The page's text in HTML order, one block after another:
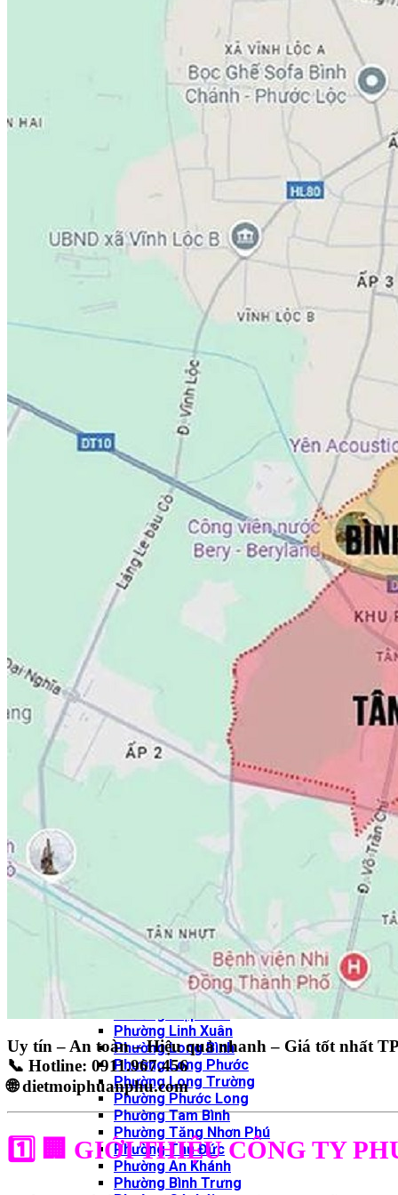
Phường Nhiêu Lộc
Phường Xuân Hòa
Phường Khánh Hội
Phường Vĩnh Hội
Phường An Đông
Phường Chợ Lớn
Phường Chợ Quán
Phường Bình Tây
Phường Bình Tiên
Phường Phú Lâm
6. Quận 7
Phường Phú Thuận
Phường Tân Hưng
Phường Tân Mỹ
Phường Tân Thuận
Phường Bình Đông
Phường Chánh Hưng
Phường Phú Định
Xã Bình Hưng
8. Quận 10
Phường Diên Hồng
Phường Hòa Hưng
Phường Vườn Lài
9. Quận 11
Phường Bình Thới
Phường Hòa Bình
Phường Minh Phụng
Phường Phú Thọ
10.QUẬN 12-5P
Phường Thới An
Phường Trung Mỹ Tây
Phường Đông Hưng Thuận
Phường An Phú Đông
11. BÌNH THẠNH
Phường Bình Lợi Trung
Phường Bình Quới
Phường Bình Thạnh
Phường Gia Định
Phường Thạnh Mỹ Tây
Phường Thông Tây Hội
Phường An Hội Tây
Phường An Hội Đông
13.PHÚ NHUẬN-3P
Phường Cầu Kiệu
Phường Đức Nhuận
Phường Phú Nhuận
14. Thành phố Thủ Đức
Phường Hiệp Bình
Phường Linh Xuân
Phường Long Bình
Phường Long Phước
Phường Long Trường
Phường Phước Long
Phường Tam Bình
Phường Tăng Nhơn Phú
Phường Thủ Đức
Phường An Khánh
Phường Bình Trưng
Uy tín – An toàn – Hiệu quả nhanh – Giá tốt nhất
📞 Hotline: 0911.967.456
🌐dietmoiphuanphu.com
1️⃣ 🏢 GIỚI THIỆU CÔNG TY